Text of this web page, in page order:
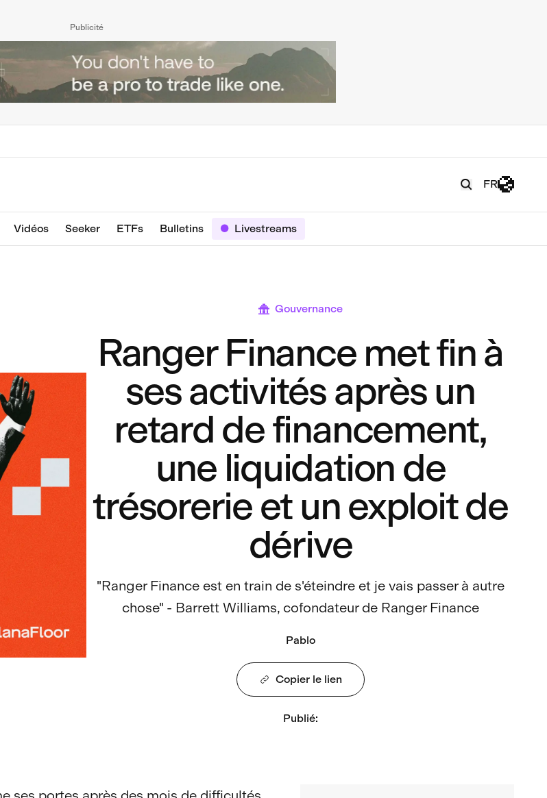
Publicité
FR
Vidéos Seeker ETFs Bulletins Livestreams
Gouvernance
Ranger Finance met fin à
ses activités après un
retard de financement,
une liquidation de
trésorerie et un exploit de
dérive
"Ranger Finance est en train de s'éteindre et je vais passer à autre
chose" - Barrett Williams, cofondateur de Ranger Finance
Pablo
Copier le lien
Publié: